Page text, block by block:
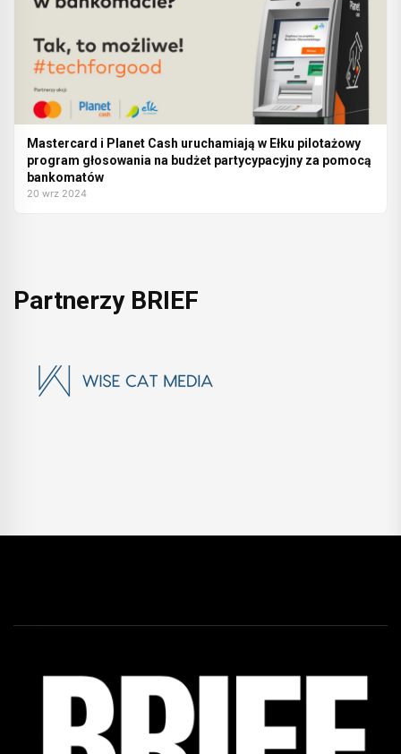
Mastercard i Planet Cash uruchamiają w Ełku pilotażowy
program głosowania na budżet partycypacyjny za pomocą
bankomatów
20 wrz 2024
Partnerzy BRIEF